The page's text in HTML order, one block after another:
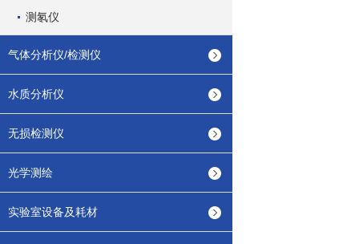
测氡仪
气体分析仪/检测仪
水质分析仪
无损检测仪
光学测绘
实验室设备及耗材